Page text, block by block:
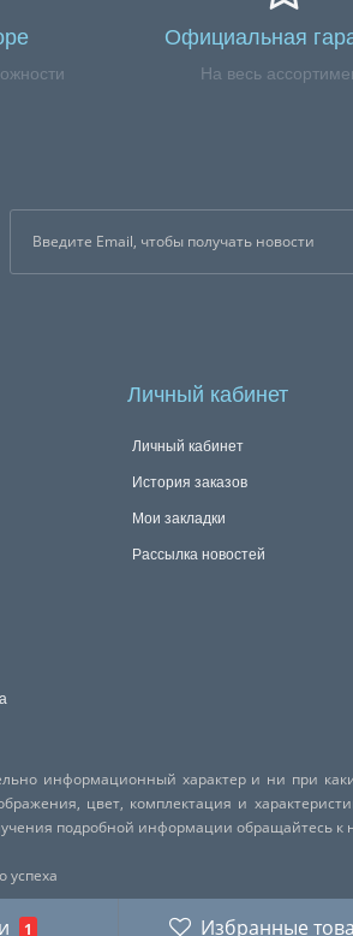
Официальная
На весь
Личный кабинет
Личный кабинет
История заказов
Мои закладки
Рассылка новостей
информационный характер и ни при
цвет, комплектация и
подробной информации обращайтесь
успеха
1 Избранные